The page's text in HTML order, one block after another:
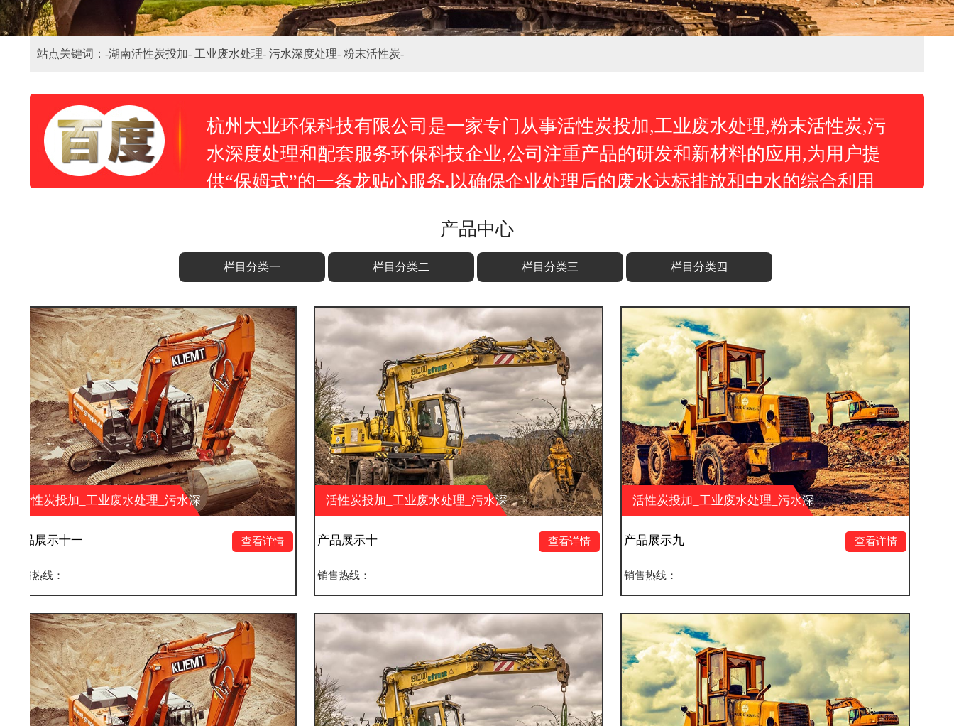
站点关键词：-湖南活性炭投加- 工业废水处理- 污水深度处理- 粉末活性炭-
杭州大业环保科技有限公司是一家专门从事活性炭投加,工业废水处理,粉末活性炭,污
水深度处理和配套服务环保科技企业,公司注重产品的研发和新材料的应用,为用户提
供“保姆式”的一条龙贴心服务.以确保企业处理后的废水达标排放和中水的综合利用
产品中心
栏目分类一 栏目分类二 栏目分类三 栏目分类四
水处理_污水深
科技有限公司
活性炭投加_工业废水处理_污水深
度处理_湖南大业环保科技有限公司
产品展示十
活性炭投加_工业废水处理_污水深
度处理_湖南大业环保科技有限公司
产品展示九
活性炭投加_工业废水
度处理_湖南大业环保科
产品展示十二